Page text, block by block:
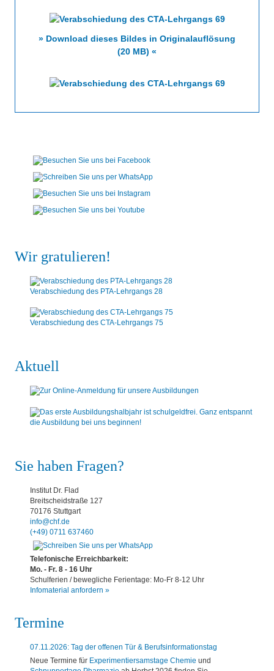
» Download dieses Bildes in Originalauflösung
(20 MB) «
Wir gratulieren!
Verabschiedung des PTA-Lehrgangs 28
Verabschiedung des CTA-Lehrgangs 75
Aktuell
Sie haben Fragen?
Institut Dr. Flad
Breitscheidstraße 127
70176 Stuttgart
info@chf.de
(+49) 0711 637460
Telefonische Erreichbarkeit:
Mo. - Fr. 8 - 16 Uhr
Schulferien / bewegliche Ferientage: Mo-Fr 8-12 Uhr
Infomaterial anfordern »
Termine
07.11.2026: Tag der offenen Tür & Berufsinformationstag
Neue Termine für Experimentiersamstage Chemie und